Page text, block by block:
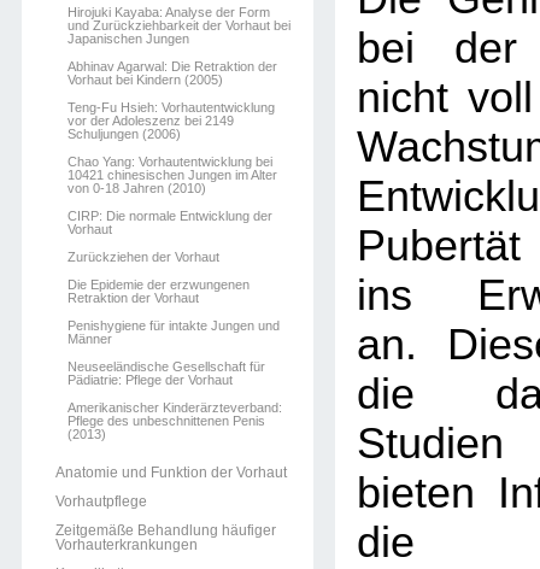
Hirojuki Kayaba: Analyse der Form
und Zurückziehbarkeit der Vorhaut bei
Japanischen Jungen
Abhinav Agarwal: Die Retraktion der
Vorhaut bei Kindern (2005)
Teng-Fu Hsieh: Vorhautentwicklung
vor der Adoleszenz bei 2149
Schuljungen (2006)
Chao Yang: Vorhautentwicklung bei
10421 chinesischen Jungen im Alter
von 0-18 Jahren (2010)
CIRP: Die normale Entwicklung der
Vorhaut
Zurückziehen der Vorhaut
Die Epidemie der erzwungenen
Retraktion der Vorhaut
Penishygiene für intakte Jungen und
Männer
Neuseeländische Gesellschaft für
Pädiatrie: Pflege der Vorhaut
Amerikanischer Kinderärzteverband:
Pflege des unbeschnittenen Penis
(2013)
Anatomie und Funktion der Vorhaut
Vorhautpflege
Zeitgemäße Behandlung häufiger
Vorhauterkrankungen
bei der
nicht
ins
an.
die
bieten
die